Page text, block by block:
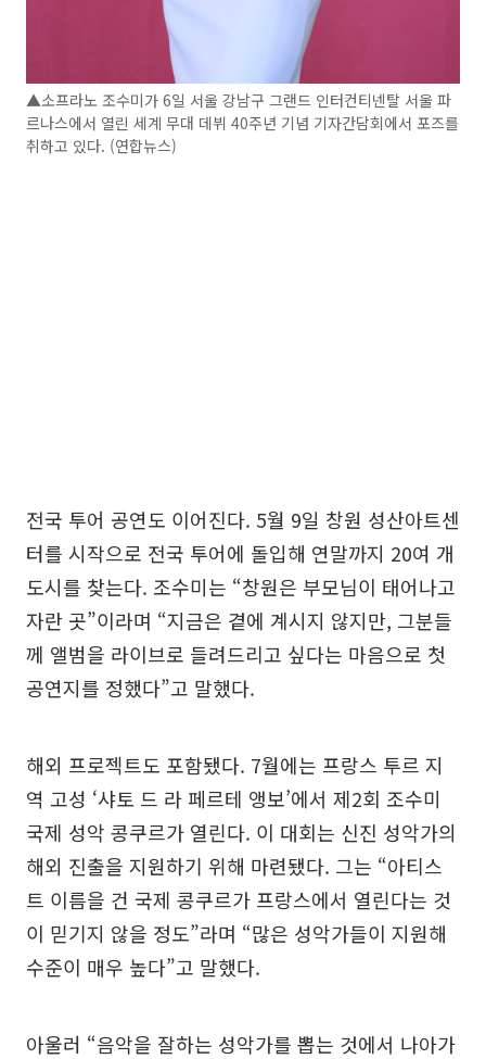
▲소프라노 조수미가 6일 서울 강남구 그랜드 인터컨티넨탈 서울 파
르나스에서 열린 세계 무대 데뷔 40주년 기념 기자간담회에서 포즈를
취하고 있다. (연합뉴스)
전국 투어 공연도 이어진다. 5월 9일 창원 성산아트센
터를 시작으로 전국 투어에 돌입해 연말까지 20여 개
도시를 찾는다. 조수미는 “창원은 부모님이 태어나고
자란 곳”이라며 “지금은 곁에 계시지 않지만, 그분들
께 앨범을 라이브로 들려드리고 싶다는 마음으로 첫
공연지를 정했다”고 말했다.
해외 프로젝트도 포함됐다. 7월에는 프랑스 투르 지
역 고성 ‘샤토 드 라 페르테 앵보’에서 제2회 조수미
국제 성악 콩쿠르가 열린다. 이 대회는 신진 성악가의
해외 진출을 지원하기 위해 마련됐다. 그는 “아티스
트 이름을 건 국제 콩쿠르가 프랑스에서 열린다는 것
이 믿기지 않을 정도”라며 “많은 성악가들이 지원해
수준이 매우 높다”고 말했다.
아울러 “음악을 잘하는 성악가를 뽑는 것에서 나아가